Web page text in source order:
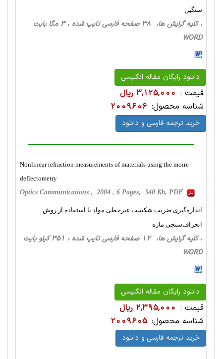
سنگین
، کلیه گرایش ها، 38 صفحه فارسی تایپ شده ، 3 مگا بایت
WORD
دانلود رایگان مقاله انگلیسی
قیمت : 3,125,000 ریال
شناسه محصول: 2009606
خرید ترجمه فارسی و دانلود
Nonlinear refraction measurements of materials using the moire
deflectometry
Optics Communications , 2004 , 6 Pages, 340 Kb, PDF
اندازه‌گیری ضریب شکست غیرخطی مواد با استفاده از روش
انحراف‌سنجی ماره‌
، کلیه گرایش ها، 12 صفحه فارسی تایپ شده ، 351 کیلو بایت
WORD
دانلود رایگان مقاله انگلیسی
قیمت : 2,395,000 ریال
شناسه محصول: 2009605
خرید ترجمه فارسی و دانلود